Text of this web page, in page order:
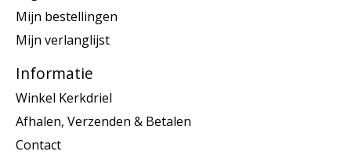
Mijn bestellingen
Mijn verlanglijst
Informatie
Winkel Kerkdriel
Afhalen, Verzenden & Betalen
Contact